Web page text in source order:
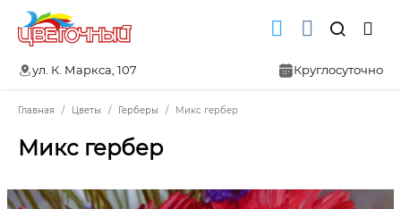
ул. К. Маркса, 107 Круглосуточно
Главная Цветы Герберы Микс гербер
Микс гербер